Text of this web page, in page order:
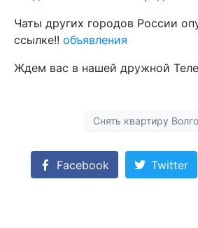
Чаты других городов России
ссылке!! объявления
Ждем вас в нашей дружной
Снять квартиру
Facebook Twitter